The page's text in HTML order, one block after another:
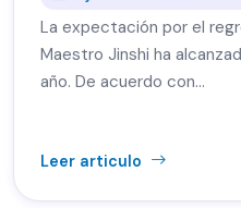
La expectación por el
Maestro Jinshi ha
año. De acuerdo con…
Leer articulo